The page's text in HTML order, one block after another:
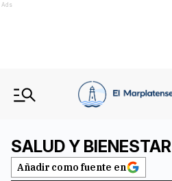
Ads
SALUD Y BIENESTAR
Añadir como fuente en